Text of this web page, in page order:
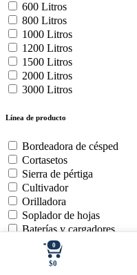
600 Litros
800 Litros
1000 Litros
1200 Litros
1500 Litros
2000 Litros
3000 Litros
Línea de producto
Bordeadora de césped
Cortasetos
Sierra de pértiga
Cultivador
Orilladora
Soplador de hojas
Baterías y cargadores
Cortadora de Cesped Zero
Motosierra
0
$0